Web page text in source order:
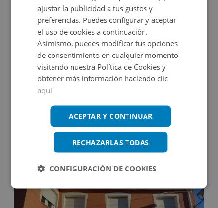
DECO VIRTUAL
Edificio Singular en venta en CL ORIENTE, 9
Impuestos no incluidos
264.000€
437m2 11Hab.
CONDICIONES ESPECIALES
ajustar la publicidad a tus gustos y
preferencias. Puedes configurar y aceptar
el uso de cookies a continuación.
Asimismo, puedes modificar tus opciones
de consentimiento en cualquier momento
visitando nuestra Política de Cookies y
obtener más información haciendo clic
aquí
ACEPTAR Y CONTINUAR
RECHAZARLAS TODAS
CONFIGURACIÓN DE COOKIES